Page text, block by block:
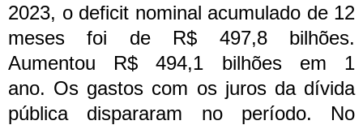
2023, o deficit nominal acumulado de 12
meses foi de R$ 497,8 bilhões.
Aumentou R$ 494,1 bilhões em 1
ano. Os gastos com os juros da dívida
pública dispararam no período. No